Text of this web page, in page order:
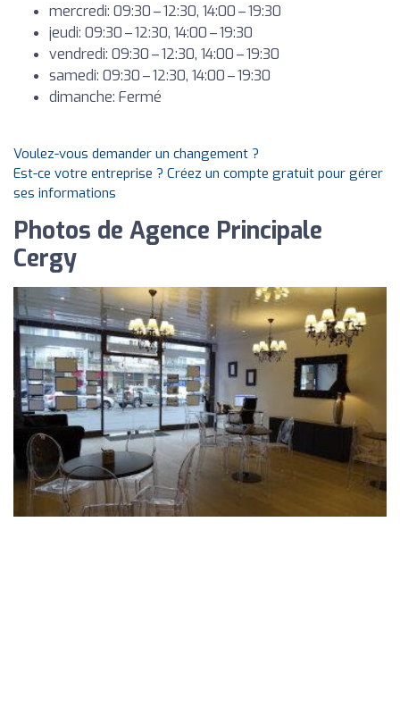
mercredi: 09:30 – 12:30, 14:00 – 19:30
jeudi: 09:30 – 12:30, 14:00 – 19:30
vendredi: 09:30 – 12:30, 14:00 – 19:30
samedi: 09:30 – 12:30, 14:00 – 19:30
dimanche: Fermé
Voulez-vous demander un changement ?
Est-ce votre entreprise ? Créez un compte gratuit pour gérer
ses informations
Photos de Agence Principale
Cergy